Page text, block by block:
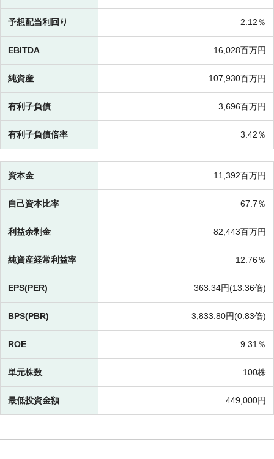
予想配当利回り 2.12％
EBITDA 16,028百万円
純資産 107,930百万円
有利子負債 3,696百万円
有利子負債倍率 3.42％
資本金 11,392百万円
自己資本比率 67.7％
利益余剰金 82,443百万円
純資産経常利益率 12.76％
EPS(PER) 363.34円(13.36倍)
BPS(PBR) 3,833.80円(0.83倍)
ROE 9.31％
単元株数 100株
最低投資金額 449,000円